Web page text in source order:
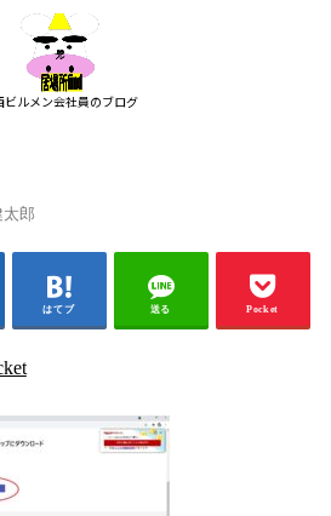
ビルメン会社員のブログ
太郎
はてブ 送る Pocket